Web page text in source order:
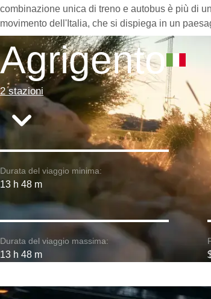
combinazione unica di treno e autobus è più di
movimento dell'Italia, che si dispiega in un
Agrigento
2 stazioni
Durata del viaggio minima:
13 h 48 m
Durata del viaggio massima:
13 h 48 m